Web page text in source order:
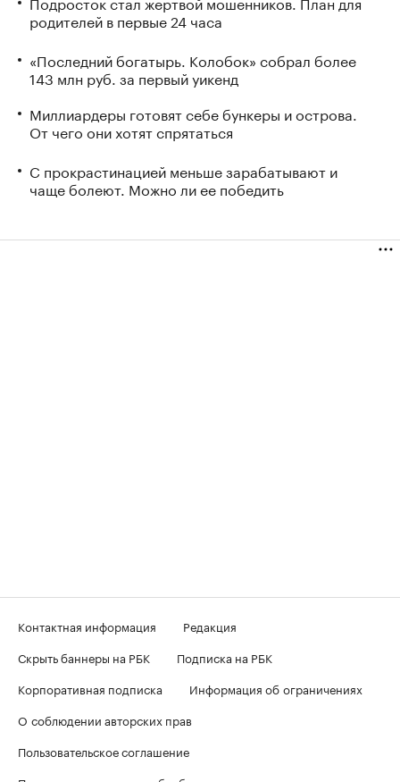
родителей в первые 24 часа
«Последний богатырь. Колобок» собрал более
143 млн руб. за первый уикенд
Миллиардеры готовят себе бункеры и острова.
От чего они хотят спрятаться
С прокрастинацией меньше зарабатывают и
чаще болеют. Можно ли ее победить
Контактная информация
Редакция
Скрыть баннеры на РБК
Подписка на РБК
Корпоративная подписка
Информация об ограничениях
О соблюдении авторских прав
Пользовательское соглашение